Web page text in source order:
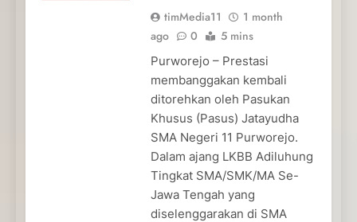
timMedia11
1 month
ago
0 5 mins
Purworejo – Prestasi
membanggakan kembali
ditorehkan oleh Pasukan
Khusus (Pasus) Jatayudha
SMA Negeri 11 Purworejo.
Dalam ajang LKBB Adiluhung
Tingkat SMA/SMK/MA Se-
Jawa Tengah yang
diselenggarakan di SMA